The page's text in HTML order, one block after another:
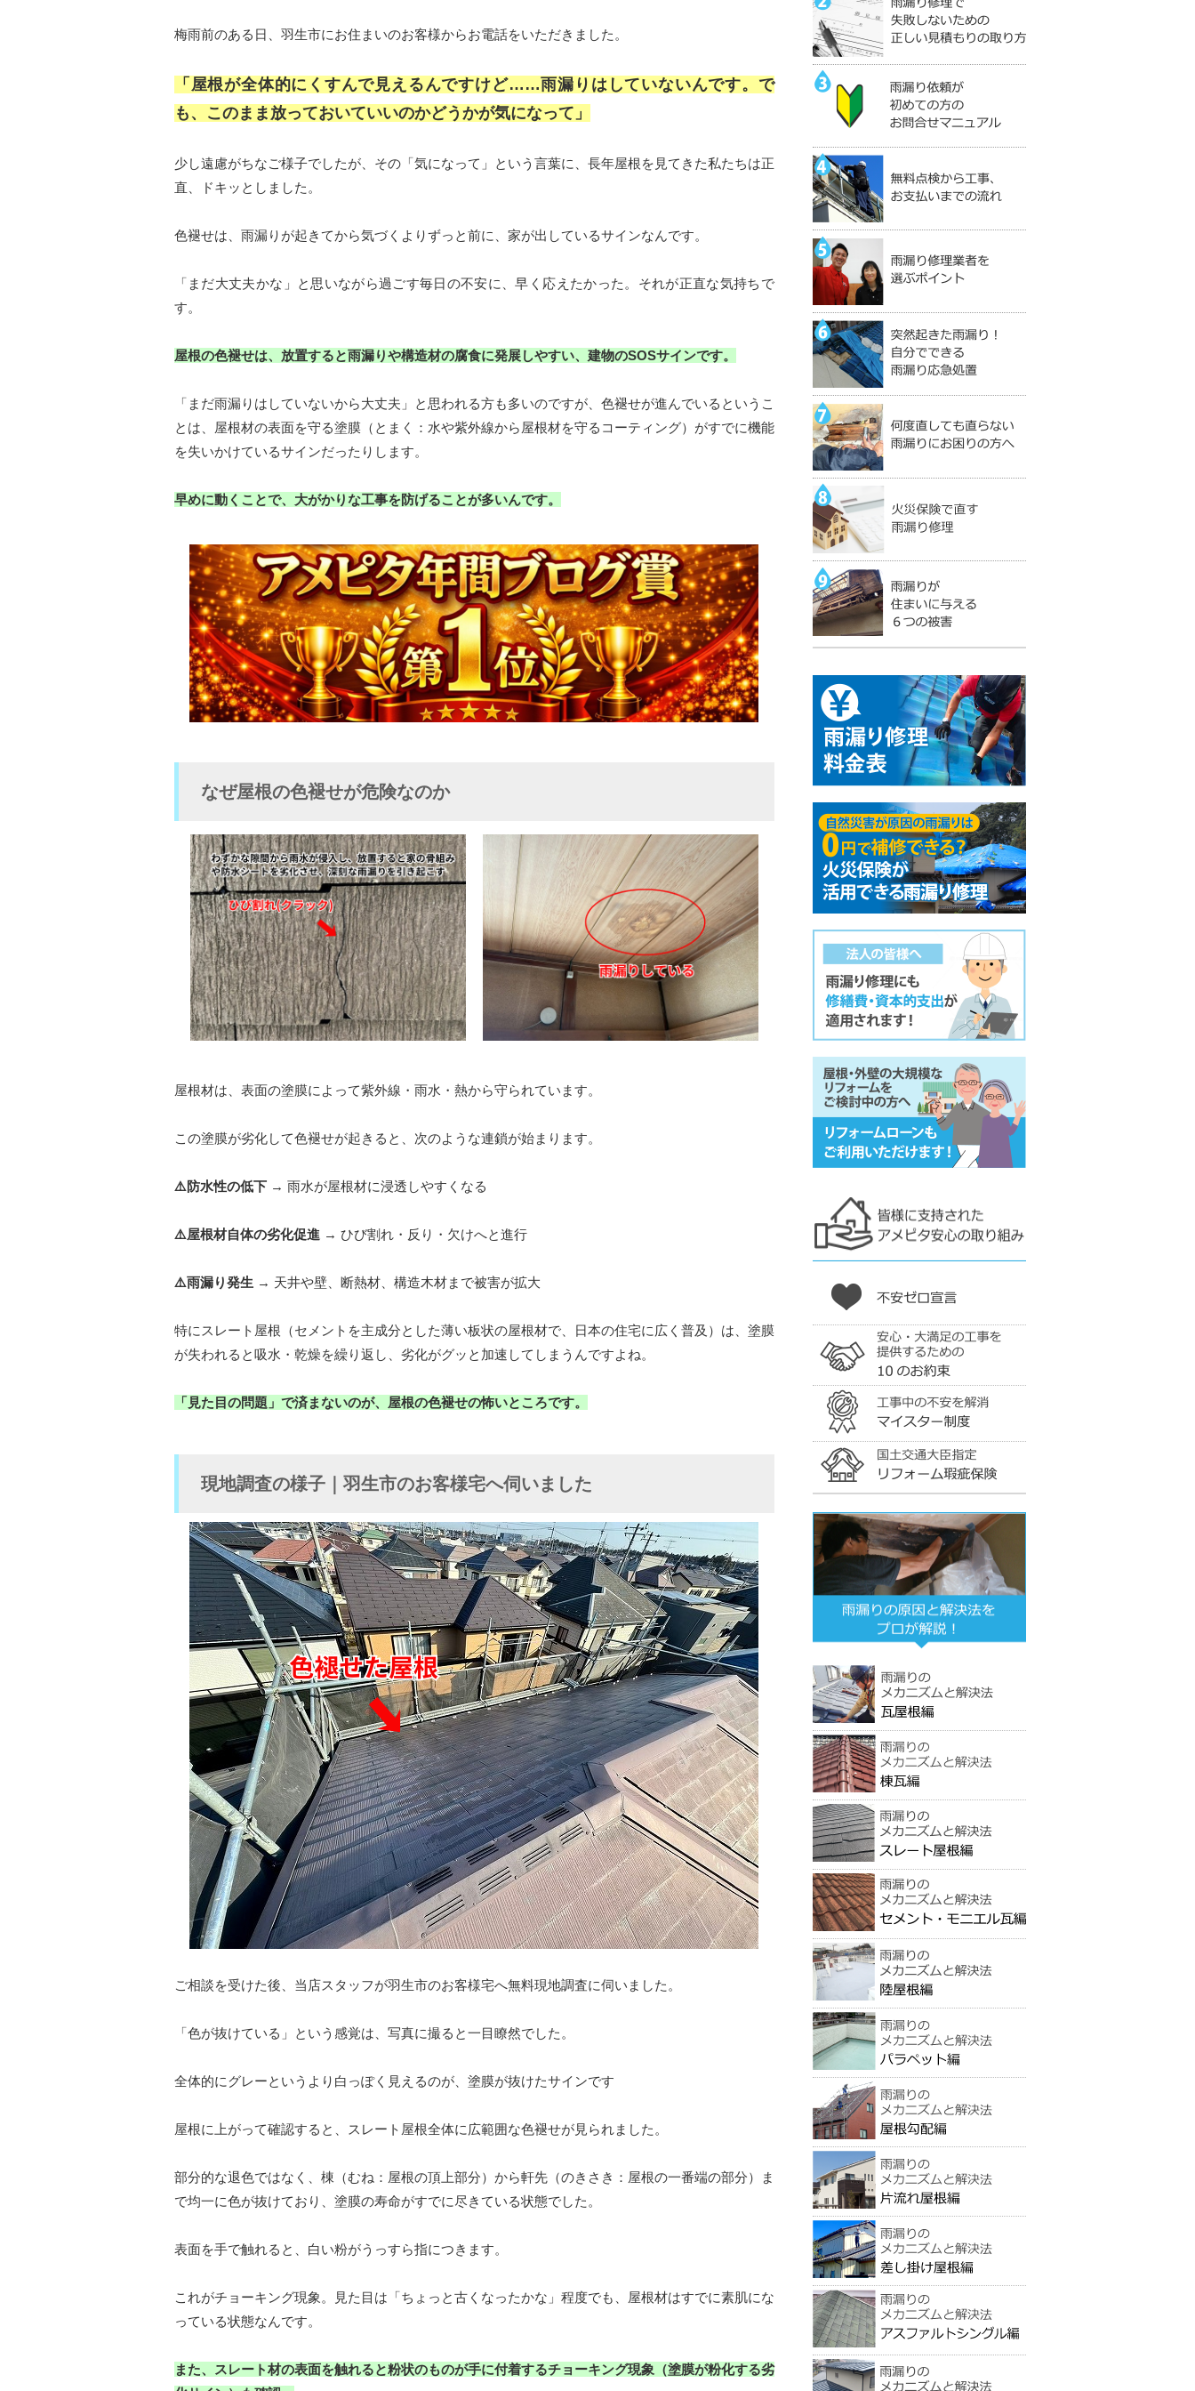
梅雨前のある日、羽生市にお住まいのお客様からお電話をいただきました。
「屋根が全体的にくすんで見えるんですけど……雨漏りはしていないんです。で
も、このまま放っておいていいのかどうかが気になって」
少し遠慮がちなご様子でしたが、その「気になって」という言葉に、長年屋根を見てきた私たちは正
直、ドキッとしました。
色褪せは、雨漏りが起きてから気づくよりずっと前に、家が出しているサインなんです。
「まだ大丈夫かな」と思いながら過ごす毎日の不安に、早く応えたかった。それが正直な気持ちで
す。
屋根の色褪せは、放置すると雨漏りや構造材の腐食に発展しやすい、建物のSOSサインです。
「まだ雨漏りはしていないから大丈夫」と思われる方も多いのですが、色褪せが進んでいるというこ
とは、屋根材の表面を守る塗膜（とまく：水や紫外線から屋根材を守るコーティング）がすでに機能
を失いかけているサインだったりします。
早めに動くことで、大がかりな工事を防げることが多いんです。
なぜ屋根の色褪せが危険なのか
屋根材は、表面の塗膜によって紫外線・雨水・熱から守られています。
この塗膜が劣化して色褪せが起きると、次のような連鎖が始まります。
⚠️防水性の低下→ 雨水が屋根材に浸透しやすくなる
⚠️屋根材自体の劣化促進 → ひび割れ・反り・欠けへと進行
⚠️雨漏り発生 → 天井や壁、断熱材、構造木材まで被害が拡大
特にスレート屋根（セメントを主成分とした薄い板状の屋根材で、日本の住宅に広く普及）は、塗膜
が失われると吸水・乾燥を繰り返し、劣化がグッと加速してしまうんですよね。
「見た目の問題」で済まないのが、屋根の色褪せの怖いところです。
現地調査の様子｜羽生市のお客様宅へ伺いました
ご相談を受けた後、当店スタッフが羽生市のお客様宅へ無料現地調査に伺いました。
「色が抜けている」という感覚は、写真に撮ると一目瞭然でした。
全体的にグレーというより白っぽく見えるのが、塗膜が抜けたサインです
屋根に上がって確認すると、スレート屋根全体に広範囲な色褪せが見られました。
部分的な退色ではなく、棟（むね：屋根の頂上部分）から軒先（のきさき：屋根の一番端の部分）ま
で均一に色が抜けており、塗膜の寿命がすでに尽きている状態でした。
表面を手で触れると、白い粉がうっすら指につきます。
これがチョーキング現象。見た目は「ちょっと古くなったかな」程度でも、屋根材はすでに素肌にな
っている状態なんです。
また、スレート材の表面を触れると粉状のものが手に付着するチョーキング現象（塗膜が粉化する劣